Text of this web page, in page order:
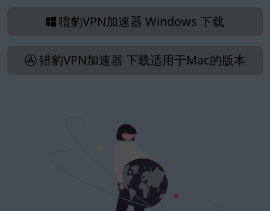
猎豹VPN加速器 Windows 下载
猎豹VPN加速器 下载适用于Mac的版本